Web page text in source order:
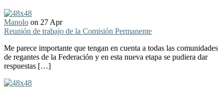
Manolo on 27 Apr
Reunión de trabajo de la Comisión Permanente
Me parece importante que tengan en cuenta a todas las comunidades
de regantes de la Federación y en esta nueva etapa se pudiera dar
respuestas […]